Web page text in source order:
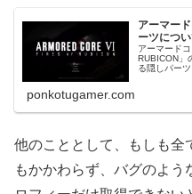
アーマー
ーツにつ
アーマード
RUBICON」
る隠しパー
ponkotugamer.com
他のこととして、もしも全
もかかわらず、バグのよう